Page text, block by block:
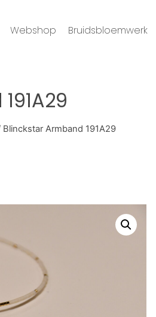
Webshop Bruidsbloemwerk
Blinckstar Armband 191A29